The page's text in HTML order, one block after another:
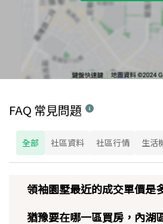
FAQ 常見問題
全部 社區資料 社區行情 生活
領袖園墅最近的成交單價是
猶豫要在哪一區買房，內湖